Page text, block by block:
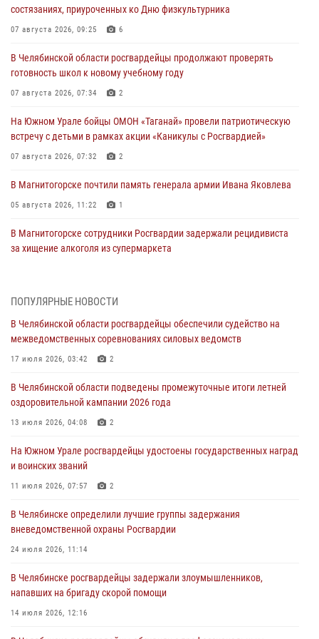
состязаниях, приуроченных ко Дню физкультурника
07 августа 2026, 09:25 6
В Челябинской области росгвардейцы продолжают проверять
готовность школ к новому учебному году
07 августа 2026, 07:34 2
На Южном Урале бойцы ОМОН «Таганай» провели патриотическую
встречу с детьми в рамках акции «Каникулы с Росгвардией»
07 августа 2026, 07:32 2
В Магнитогорске почтили память генерала армии Ивана Яковлева
05 августа 2026, 11:22 1
В Магнитогорске сотрудники Росгвардии задержали рецидивиста
за хищение алкоголя из супермаркета
На Южном Урале спецназ Росгвардии провел военно-полевые
Росгвардейцы задержали трёх магазинных воров в Челябинске
На Южном Урале сотрудники Росгвардии задержали
подозреваемого в совершении убийства
В Челябинской области росгвардейцами по горячим следам
задержан подозреваемый в грабеже
ПОПУЛЯРНЫЕ НОВОСТИ
В Челябинской области росгвардейцы обеспечили судейство на
межведомственных соревнованиях силовых ведомств
17 июля 2026, 03:42 2
В Челябинской области подведены промежуточные итоги летней
оздоровительной кампании 2026 года
13 июля 2026, 04:08 2
На Южном Урале росгвардейцы удостоены государственных наград
и воинских званий
11 июля 2026, 07:57 2
В Челябинске определили лучшие группы задержания
вневедомственной охраны Росгвардии
24 июля 2026, 11:14
В Челябинске росгвардейцы задержали злоумышленников,
напавших на бригаду скорой помощи
14 июля 2026, 12:16